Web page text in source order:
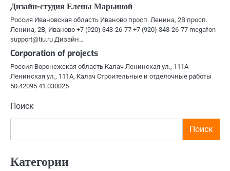
Дизайн-студия Елены Марьиной
Россия Ивановская область Иваново просп. Ленина, 2В просп.
Ленина, 2В, Иваново +7 (920) 343-26-77 +7 (920) 343-26-77 megafon
support@tiu.ru Дизайн…
Corporation of projects
Россия Воронежская область Калач Ленинская ул., 111А
Ленинская ул., 111А, Калач Строительные и отделочные работы
50.42095 41.030025
Поиск
Поиск
Категории